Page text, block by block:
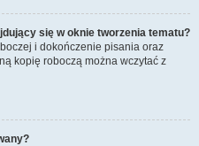
się w oknie tworzenia tematu?
i dokończenie pisania oraz
kopię roboczą można wczytać z